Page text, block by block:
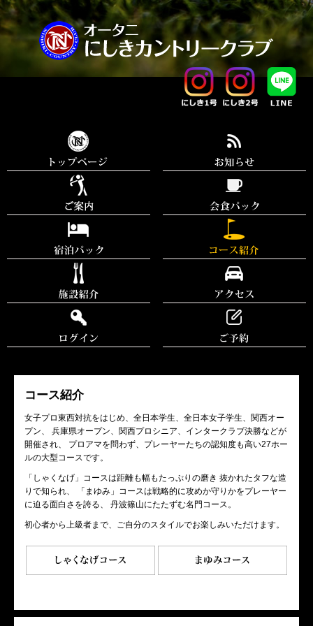
コース紹介
女子プロ東西対抗をはじめ、全日本学生、全日本女子学生、関西オー
プン、 兵庫県オープン、関西プロシニア、インタークラブ決勝などが
開催され、 プロアマを問わず、プレーヤーたちの認知度も高い27ホー
ルの大型コースです。
「しゃくなげ」コースは距離も幅もたっぷりの磨き 抜かれたタフな造
りで知られ、 「まゆみ」コースは戦略的に攻めか守りかをプレーヤー
に迫る面白さを誇る、 丹波篠山にたたずむ名門コース。
初心者から上級者まで、ご自分のスタイルでお楽しみいただけます。